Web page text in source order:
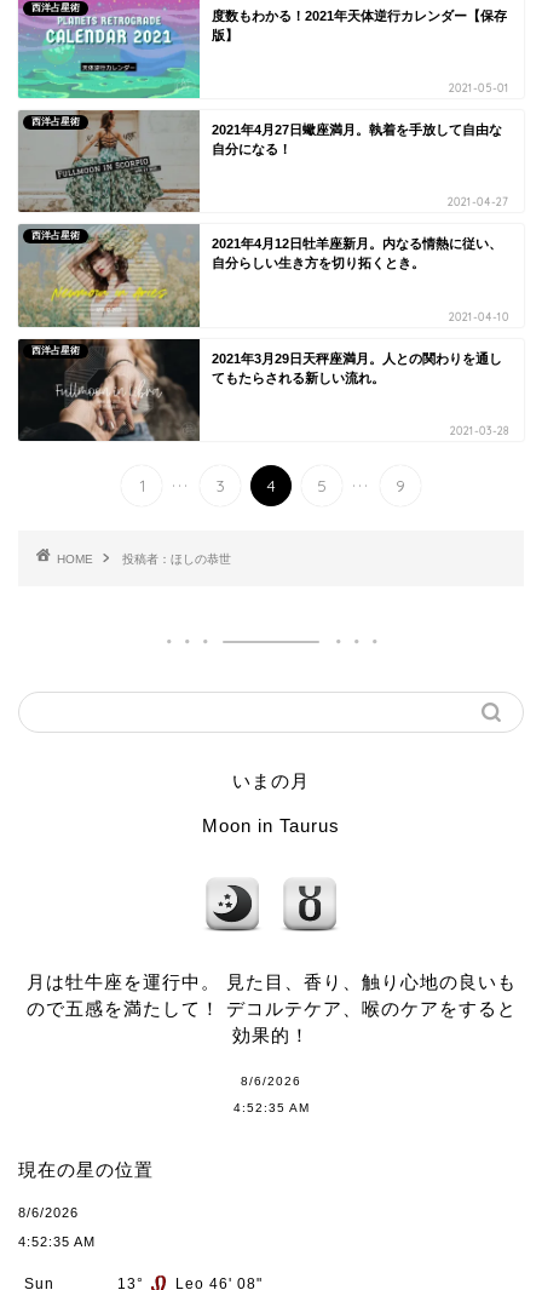
西洋占星術
度数もわかる！2021年天体逆行カレンダー【保存
版】
2021-05-01
西洋占星術
2021年4月27日蠍座満月。執着を手放して自由な
自分になる！
2021-04-27
西洋占星術
2021年4月12日牡羊座新月。内なる情熱に従い、
自分らしい生き方を切り拓くとき。
2021-04-10
西洋占星術
2021年3月29日天秤座満月。人との関わりを通し
てもたらされる新しい流れ。
2021-03-28
1 ... 3 4 5 ... 9
HOME 投稿者：ほしの恭世
いまの月
Moon in Taurus
月は牡牛座を運行中。 見た目、香り、触り心地の良いも
ので五感を満たして！ デコルテケア、喉のケアをすると
効果的！
8/6/2026
4:52:35 AM
現在の星の位置
8/6/2026
4:52:35 AM
Sun 13°
Leo 46' 08"